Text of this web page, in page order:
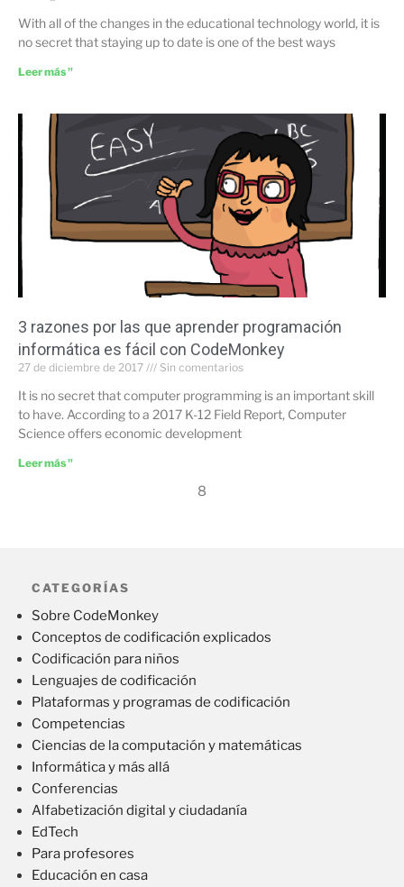
With all of the changes in the educational technology world, it is
no secret that staying up to date is one of the best ways
Leer más "
3 razones por las que aprender programación
informática es fácil con CodeMonkey
27 de diciembre de 2017 Sin comentarios
It is no secret that computer programming is an important skill
to have. According to a 2017 K-12 Field Report, Computer
Science offers economic development
Leer más "
8
CATEGORÍAS
Sobre CodeMonkey
Conceptos de codificación explicados
Codificación para niños
Lenguajes de codificación
Plataformas y programas de codificación
Competencias
Ciencias de la computación y matemáticas
Informática y más allá
Conferencias
Alfabetización digital y ciudadanía
EdTech
Para profesores
Educación en casa